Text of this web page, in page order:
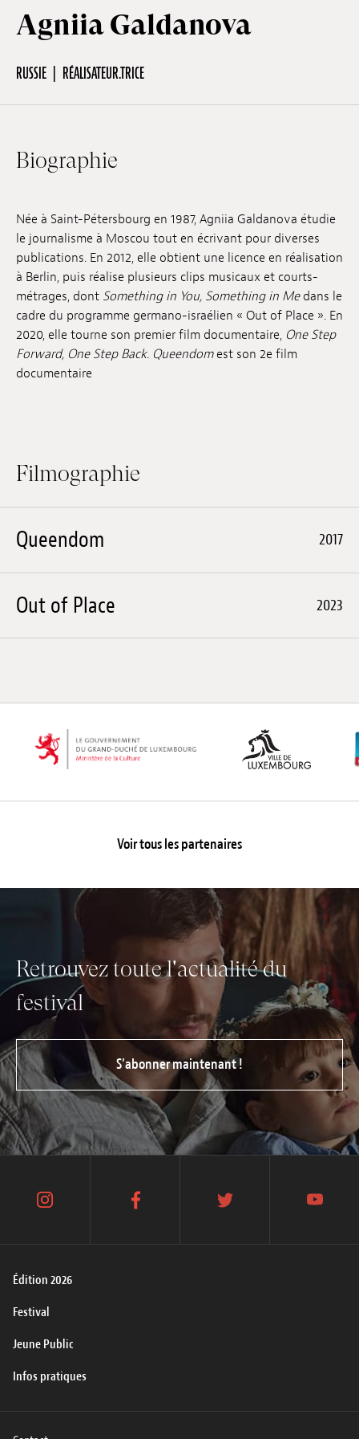
Hors-Festival
Infos pratiques
Jeune Public
Scolaire
Presse / Pro
FR EN DE
Emplois
Publications
Agniia Galdanova
RUSSIE RÉALISATEUR.TRICE
Biographie
Née à Saint-Pétersbourg en 1987, Agniia Galdanova étudie
le journalisme à Moscou tout en écrivant pour diverses
publications. En 2012, elle obtient une licence en réalisation
à Berlin, puis réalise plusieurs clips musicaux et courts-
métrages, dont Something in You, Something in Medans le
cadre du programme germano-israélien « Out of Place ». En
2020, elle tourne son premier film documentaire, One Step
Forward, One Step Back. Queendomest son 2e film
documentaire
Filmographie
Queendom 2017
Out of Place 2023
Voir tous les partenaires
Retrouvez toute l'actualité du
festival
S’abonner maintenant !
Édition 2026
Festival
Jeune Public
Infos pratiques
instagram facebook twitter youtube